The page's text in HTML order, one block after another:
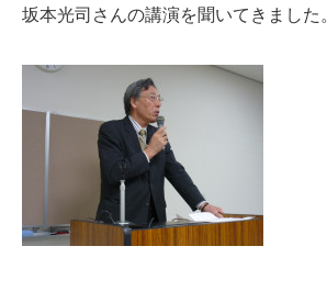
坂本光司さんの講演を聞いてきました。